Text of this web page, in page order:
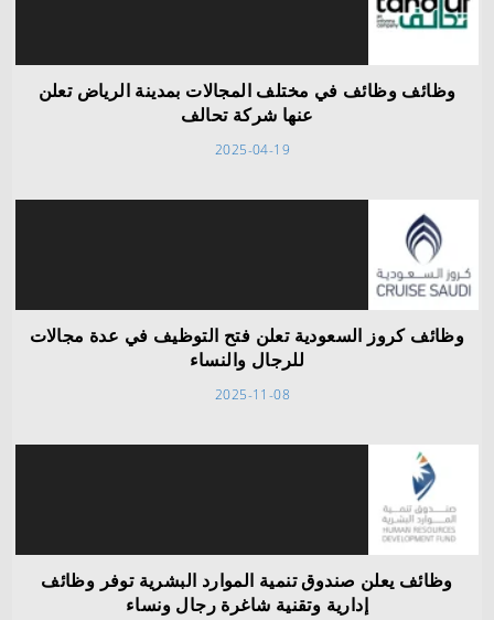
وظائف وظائف في مختلف المجالات بمدينة الرياض تعلن
عنها شركة تحالف
2025-04-19
وظائف كروز السعودية تعلن فتح التوظيف في عدة مجالات
للرجال والنساء
2025-11-08
وظائف يعلن صندوق تنمية الموارد البشرية توفر وظائف
إدارية وتقنية شاغرة رجال ونساء